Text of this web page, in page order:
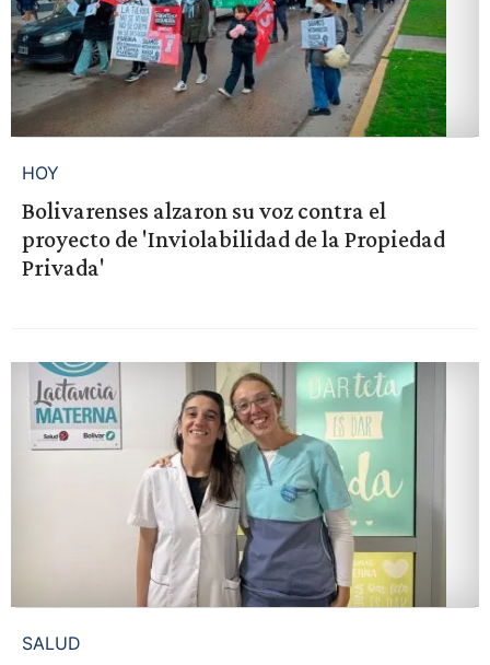
HOY
Bolivarenses alzaron su voz contra el
proyecto de 'Inviolabilidad de la Propiedad
Privada'
SALUD